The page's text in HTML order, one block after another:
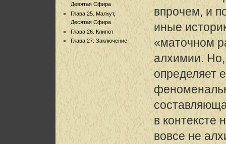
Девятая Сфира
Глава 25. Малкут,
Десятая Сфира
Глава 26. Клипот
Глава 27. Заключение
впрочем, и
иные
«маточном
алхимии. Но,
определяет
в контексте
вовсе не